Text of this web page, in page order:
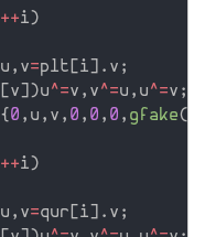
++i)
u , v=plt [i] . v ;
[v] )u ^=v , v ^=u , u ^=v ;
{0 , u , v , 0 , 0 , 0 , gfake(
++i)
u , v=qur [i] . v ;